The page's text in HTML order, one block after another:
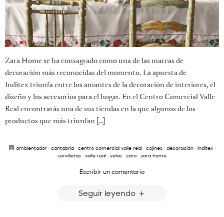
Zara Home se ha consagrado como una de las marcas de
decoración más reconocidas del momento. La apuesta de
Inditex triunfa entre los amantes de la decoración de interiores, el
diseño y los accesorios para el hogar. En el Centro Comercial Valle
Real encontrarás una de sus tiendas en la que algunos de los
productos que más triunfan […]
ambientador · cantabria · centro comercial valle real · cojines · decoración · inditex ·
servilletas · valle real · velas · zara · zara home
Escribir un comentario
Seguir leyendo